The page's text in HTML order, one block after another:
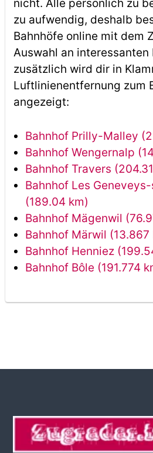
nicht. Alle persönlich zu
zu aufwendig, deshalb
Bahnhöfe online mit dem
Auswahl an interessanten
zusätzlich wird dir in
Luftlinienentfernung zum
angezeigt:
Bahnhof Prilly-Malley
Bahnhof Wengernalp
Bahnhof Travers
Bahnhof Les
(189.04 km)
Bahnhof Mägenwil
Bahnhof Märwil (13.867
Bahnhof Henniez
Bahnhof Bôle (191.774